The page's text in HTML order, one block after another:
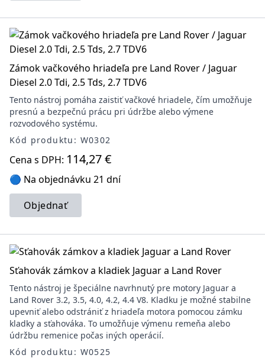
Zámok vačkového hriadeľa pre Land Rover / Jaguar
Diesel 2.0 Tdi, 2.5 Tds, 2.7 TDV6
Tento nástroj pomáha zaistiť vačkové hriadele, čím umožňuje
presnú a bezpečnú prácu pri údržbe alebo výmene
rozvodového systému.
Kód produktu: W0302
Cena s DPH: 114,27 €
🔵 Na objednávku 21 dní
Objednať
Sťahovák zámkov a kladiek Jaguar a Land Rover
Tento nástroj je špeciálne navrhnutý pre motory Jaguar a
Land Rover 3.2, 3.5, 4.0, 4.2, 4.4 V8. Kladku je možné stabilne
upevniť alebo odstrániť z hriadeľa motora pomocou zámku
kladky a sťahováka. To umožňuje výmenu remeňa alebo
údržbu remenice počas iných operácií.
Kód produktu: W0525